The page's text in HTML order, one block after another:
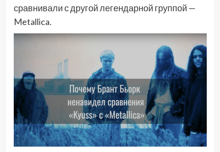
сравнивали с другой легендарной группой —
Metallica.